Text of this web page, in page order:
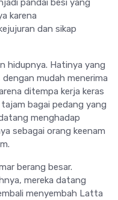
pandai besi yang
karena
dan sikap
hidupnya. Hatinya yang
mudah menerima
ditempa kerja keras
bagai pedang yang
menghadap
sebagai orang keenam
berang besar.
mereka datang
menyembah Latta